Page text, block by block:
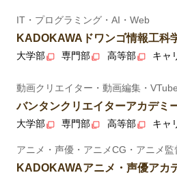
IT・プログラミング・AI・Web
KADOKAWAドワンゴ情報工科
大学部 専門部 高等部 キャ
動画クリエイター・動画編集・
バンタンクリエイターアカデミ
大学部 専門部 高等部 キャ
アニメ・声優・アニメCG・アニメ監
KADOKAWAアニメ・声優アカ